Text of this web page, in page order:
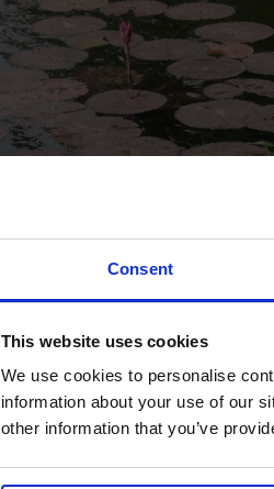
Consent
This website uses cookies
We use cookies to personalise
information about your use of our
other information that you’ve